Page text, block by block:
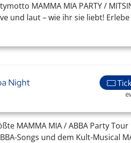
MAMMA MIA PARTY /
und laut – wie ihr sie liebt!
Night
MAMMA MIA / ABBA Party
Songs und dem Kult-Musical